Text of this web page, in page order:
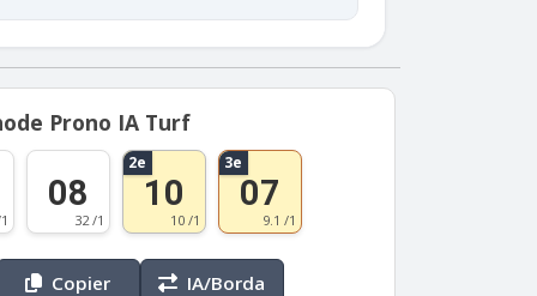
Prono IA Turf
08
32 /1
2e
10
10 /1
3e
07
9.1 /1
Copier IA/Borda